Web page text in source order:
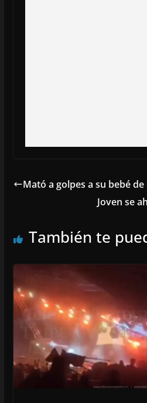
Mató a golpes a su bebé
Joven se
También te